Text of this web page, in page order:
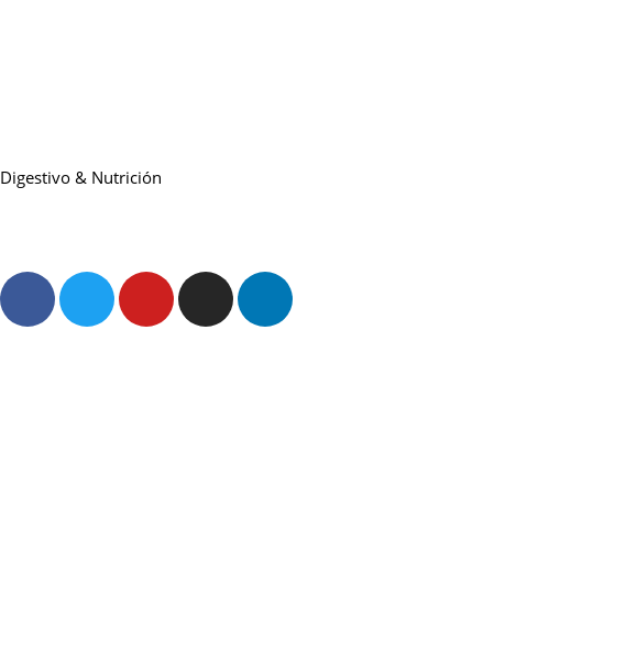
Digestivo & Nutrición